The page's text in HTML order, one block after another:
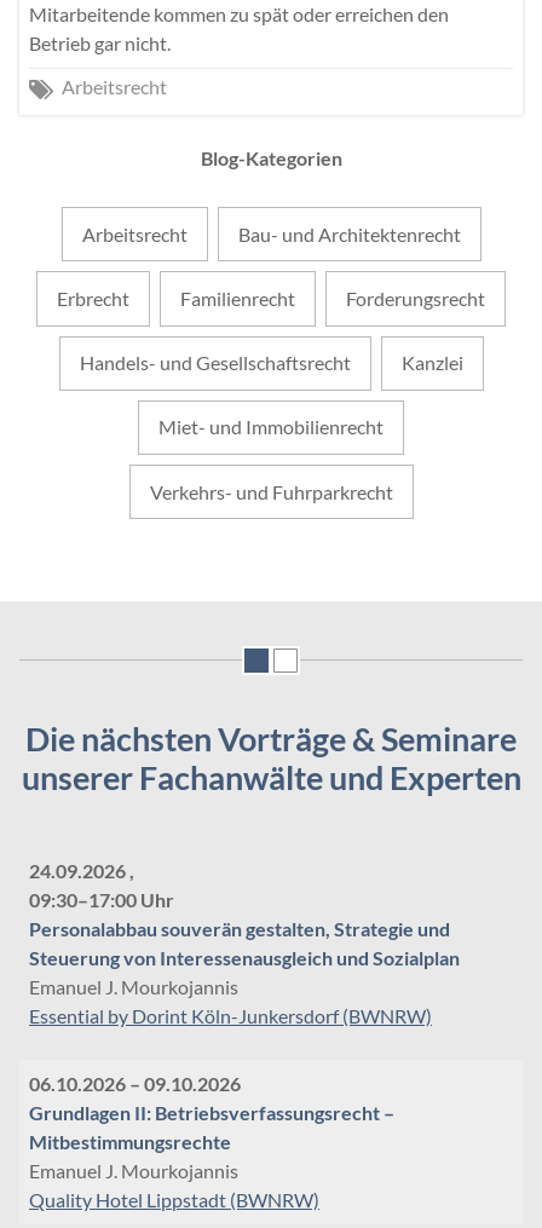
Mitarbeitende kommen zu spät oder erreichen den
Betrieb gar nicht.
Arbeitsrecht
Blog-Kategorien
Arbeitsrecht Bau- und Architektenrecht
Erbrecht Familienrecht Forderungsrecht
Handels- und Gesellschaftsrecht Kanzlei
Miet- und Immobilienrecht
Verkehrs- und Fuhrparkrecht
Die nächsten Vorträge & Seminare
unserer Fachanwälte und Experten
24.09.2026 ,
09:30–17:00 Uhr
Personalabbau souverän gestalten, Strategie und
Steuerung von Interessenausgleich und Sozialplan
Emanuel J. Mourkojannis
Essential by Dorint Köln-Junkersdorf (BWNRW)
06.10.2026 – 09.10.2026
Grundlagen II: Betriebsverfassungsrecht –
Mitbestimmungsrechte
Emanuel J. Mourkojannis
Quality Hotel Lippstadt (BWNRW)